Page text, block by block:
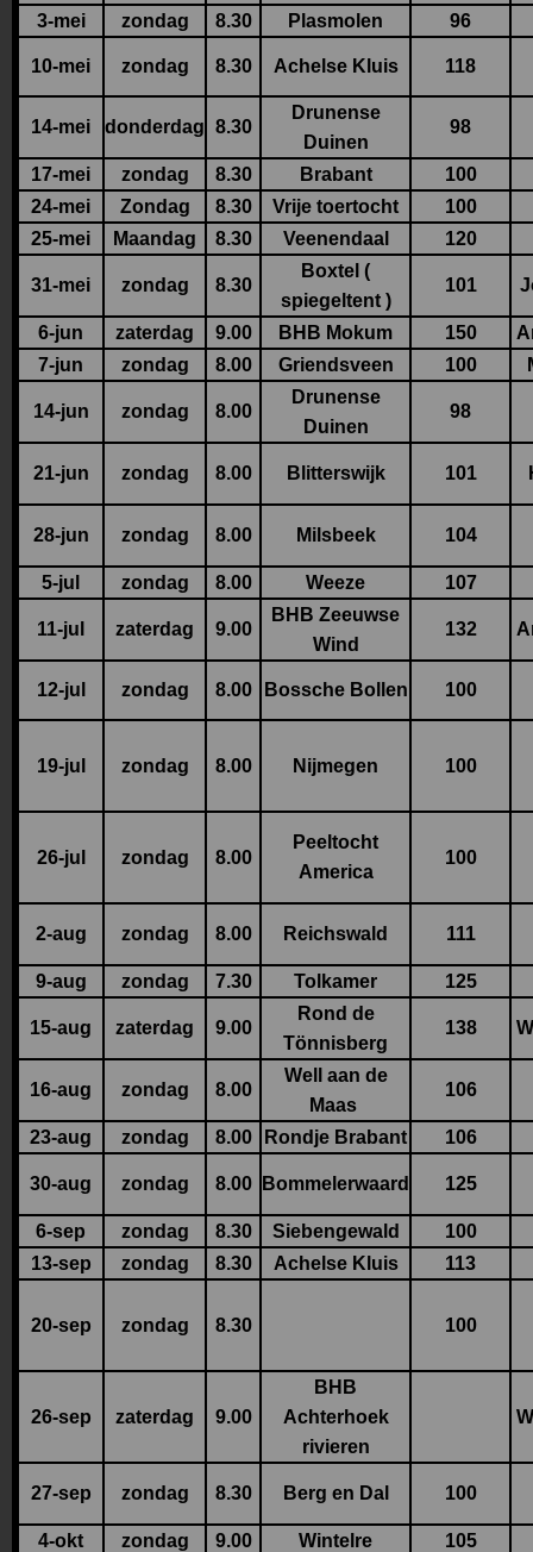
3-mei zondag 8.30 Plasmolen 96
10-mei zondag 8.30 Achelse Kluis 118
14-mei donderdag 8.30
Drunense
Duinen
98
17-mei zondag 8.30 Brabant
100
24-mei
Zondag 8.30 Vrije toertocht
100
25-mei
Maandag 8.30 Veenendaal 120
31-mei zondag 8.30
Boxtel (
spiegeltent )
101
6-jun zaterdag 9.00 BHB Mokum 150
7-jun
zondag 8.00 Griendsveen 100
14-jun zondag 8.00
Drunense
Duinen
98
21-jun zondag 8.00 Blitterswijk 101
28-jun zondag 8.00 Milsbeek 104
5-jul zondag 8.00 Weeze 107
11-jul zaterdag 9.00
BHB Zeeuwse
Wind
132
12-jul zondag 8.00 Bossche Bollen 100
19-jul zondag 8.00 Nijmegen 100
26-jul zondag 8.00
Peeltocht
America
100
2-aug zondag 8.00 Reichswald 111
9-aug zondag 7.30 Tolkamer 125
15-aug zaterdag 9.00
Rond de
Tönnisberg
138
16-aug zondag 8.00
Well aan de
Maas
106
23-aug zondag 8.00 Rondje Brabant 106
30-aug zondag 8.00 Bommelerwaard 125
6-sep zondag 8.30 Siebengewald
100
13-sep
zondag 8.30 Achelse Kluis 113
20-sep zondag 8.30 100
26-sep zaterdag 9.00
BHB
Achterhoek
rivieren
27-sep zondag 8.30 Berg en Dal 100
4-okt zondag 9.00 Wintelre 105